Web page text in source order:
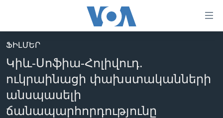
հիմնական
բովանդակությանը
անցնել
հիմնական
բովանդակությանը
հիմնական
ԼՈՒՐԵՐ
ՍՓՅՈՒՌՔ
ՏԵՍԱՆՅՈՒԹԵՐ
ՖԻԼՄԵՐ
Կիև-Սոֆիա-Հոլիվուդ.
ուկրաինացի փախստականների
անսպասելի
ճանապարհորդությունը